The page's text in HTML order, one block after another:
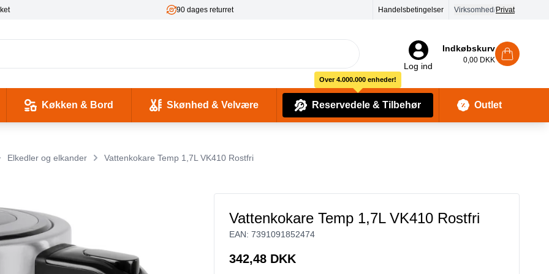
90 dages returret Handelsbetingelser Virksomhed/Privat
Log ind
Indkøbskurv
0,00 DKK
Køkken & Bord Skønhed & Velvære Reservedele & Tilbehør
Over 4.000.000 enheder!
Outlet
Elkedler og elkander Vattenkokare Temp 1,7L VK410 Rostfri
Vattenkokare Temp 1,7L VK410 Rostfri
EAN: 7391091852474
342,48 DKK